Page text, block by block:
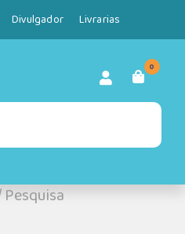
Divulgador Livrarias
0
Pesquisa